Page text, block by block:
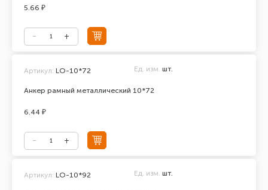
5.66 ₽
Анкер рамный металлический 10*72
Артикул: LO-10*72 Ед. изм. шт.
6.44 ₽
Артикул: LO-10*92 Ед. изм. шт.